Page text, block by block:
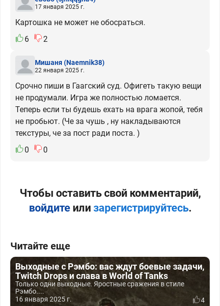
17 января 2025 г.
Картошка не может не обосраться.
6
2
Мишаня (Naemnik38)
22 января 2025 г.
Срочно пиши в Гаагский суд. Офигеть такую вещи
не продумали. Игра же полностью ломается.
Теперь если ты будешь ехать на врага жопой, тебя
не пробьют. (Че за чушь , ну накладываются
текстуры, че за пост ради поста. )
0
0
Чтобы оставить свой комментарий,
войдитеили зарегистрируйтесь.
Читайте еще
Выходные с Рэмбо: вас ждут боевые задачи,
Twitch Drops и слава в World of Tanks
Только одни выходные. Яростные сражения в стиле
Рэмбо....
16 января 2025 г.
4